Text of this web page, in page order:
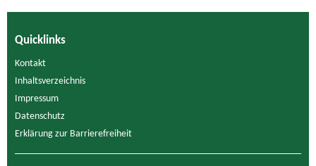
Quicklinks
Kontakt
Inhaltsverzeichnis
Impressum
Datenschutz
Erklärung zur Barrierefreiheit